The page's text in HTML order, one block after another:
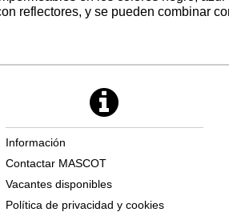
reflectores, y se pueden combinar
Información
Contactar MASCOT
Vacantes disponibles
Política de privacidad y cookies